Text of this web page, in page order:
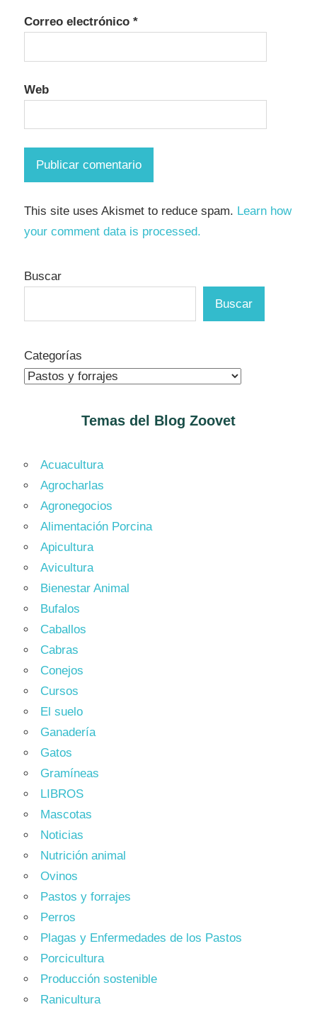
Correo electrónico *
Web
This site uses Akismet to reduce spam. Learn how
your comment data is processed.
Buscar
Buscar
Categorías
Temas del Blog Zoovet
Acuacultura
Agrocharlas
Agronegocios
Alimentación Porcina
Apicultura
Avicultura
Bienestar Animal
Bufalos
Caballos
Cabras
Conejos
Cursos
El suelo
Ganadería
Gatos
Gramíneas
LIBROS
Mascotas
Noticias
Nutrición animal
Ovinos
Pastos y forrajes
Perros
Plagas y Enfermedades de los Pastos
Porcicultura
Producción sostenible
Ranicultura